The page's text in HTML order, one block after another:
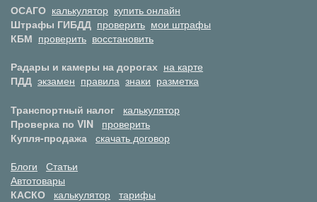
ОСАГО калькулятор купить онлайн
Штрафы ГИБДД проверить мои штрафы
КБМ проверить восстановить
Радары и камеры на дорогах на карте
ПДД экзамен правила знаки разметка
Транспортный налог
калькулятор
Проверка по VIN
проверить
Купля-продажа скачать договор
Блоги
Статьи
Автотовары
КАСКО
калькулятор тарифы